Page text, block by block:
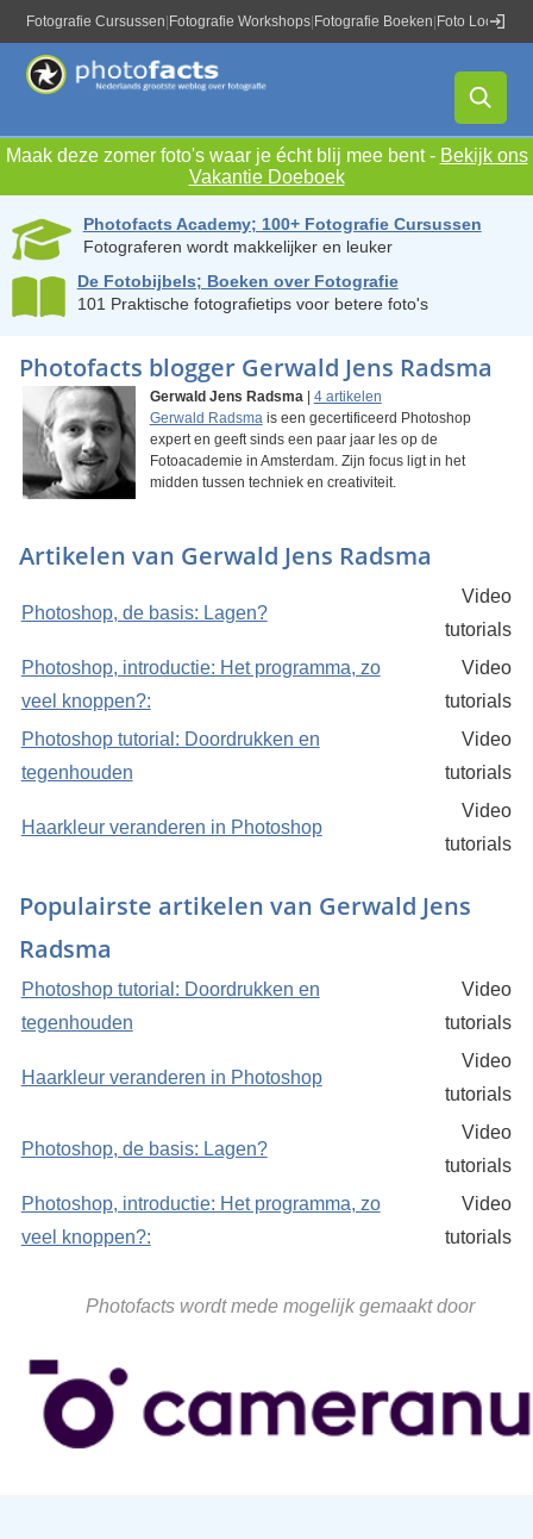
Fotografie Cursussen Fotografie Workshops Fotografie Boeken Foto Locaties
Maak deze zomer foto's waar je écht blij mee bent - Bekijk ons
Vakantie Doeboek
Photofacts Academy; 100+ Fotografie Cursussen
Fotograferen wordt makkelijker en leuker
De Fotobijbels; Boeken over Fotografie
101 Praktische fotografietips voor betere foto's
Photofacts blogger Gerwald Jens Radsma
Gerwald Jens Radsma| 4 artikelen
Gerwald Radsmais een gecertificeerd Photoshop
expert en geeft sinds een paar jaar les op de
Fotoacademie in Amsterdam. Zijn focus ligt in het
midden tussen techniek en creativiteit.
Artikelen van Gerwald Jens Radsma
Photoshop, de basis: Lagen?
Video
tutorials
Photoshop, introductie: Het programma, zo
veel knoppen?:
Video
tutorials
Photoshop tutorial: Doordrukken en
tegenhouden
Video
tutorials
Haarkleur veranderen in Photoshop
Video
tutorials
Populairste artikelen van Gerwald Jens
Radsma
Photoshop tutorial: Doordrukken en
tegenhouden
Video
tutorials
Haarkleur veranderen in Photoshop
Video
tutorials
Photoshop, de basis: Lagen?
Video
tutorials
Photoshop, introductie: Het programma, zo
veel knoppen?:
Video
tutorials
Photofacts wordt mede mogelijk gemaakt door